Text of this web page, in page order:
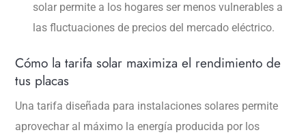
solar permite a los hogares ser menos vulnerables a
las fluctuaciones de precios del mercado eléctrico.
Cómo la tarifa solar maximiza el rendimiento de
tus placas
Una tarifa diseñada para instalaciones solares permite
aprovechar al máximo la energía producida por los